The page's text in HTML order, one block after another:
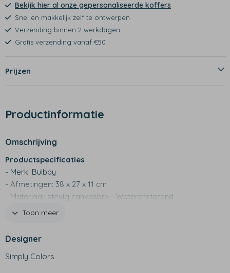
Bekijk hier al onze gepersonaliseerde koffers
Snel en makkelijk zelf te ontwerpen
Verzending binnen 2 werkdagen
Gratis verzending vanaf €50
Prijzen
Productinformatie
Omschrijving
Productspecificaties
- Merk: Bulbby
- Afmetingen: 38 x 27 x 11 cm
- Materiaal: stevig canvasbr> - Waterafstotend
- Niet geschikt voor de wasmachine
Toon meer
Designer
Simply Colors